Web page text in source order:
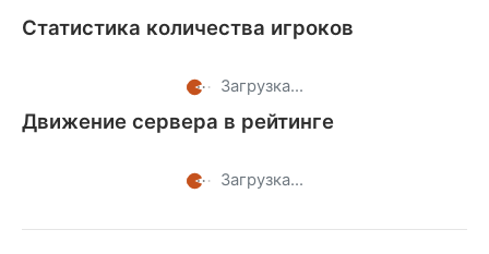
Статистика количества игроков
Загрузка...
Движение сервера в рейтинге
Загрузка...